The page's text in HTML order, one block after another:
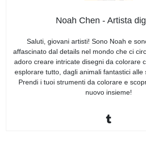
Noah Chen - Artista
Saluti, giovani artisti! Sono Noah e
affascinato dal details nel mondo che ci
adoro creare intricate disegni da colorare
esplorare tutto, dagli animali fantastici alle
Prendi i tuoi strumenti da colorare e
nuovo insieme!